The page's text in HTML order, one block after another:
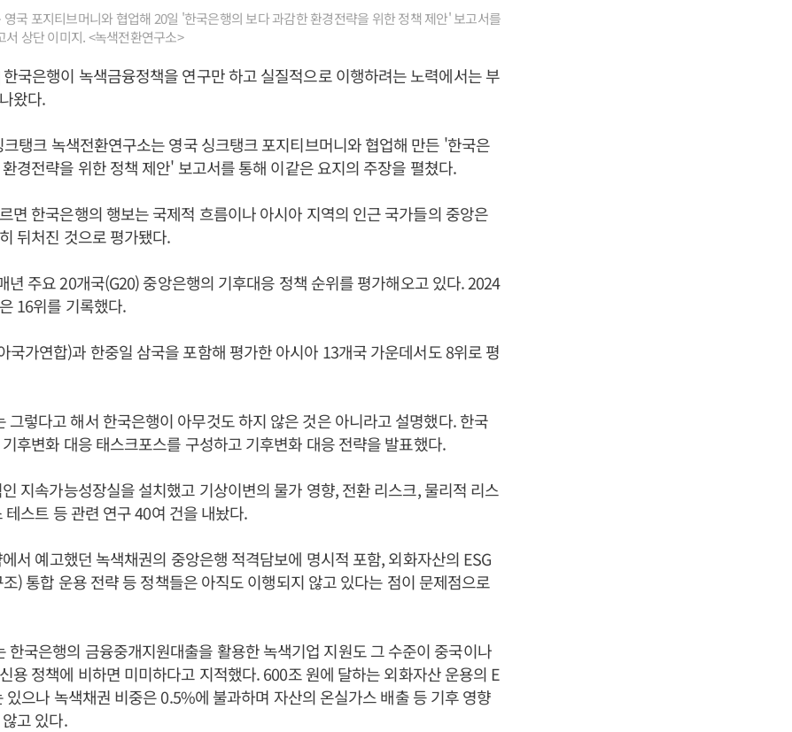
국 포지티브머니와 협업해 20일 '한국은행의 보다 과감한 환경전략을 위한 정책 제안' 보고서를
서 상단 이미지. <녹색전환연구소>
국은행이 녹색금융정책을 연구만 하고 실질적으로 이행하려는 노력에서는 부
왔다.
탱크 녹색전환연구소는 영국 싱크탱크 포지티브머니와 협업해 만든 '한국은
경전략을 위한 정책 제안' 보고서를 통해 이같은 요지의 주장을 펼쳤다.
면 한국은행의 행보는 국제적 흐름이나 아시아 지역의 인근 국가들의 중앙은
뒤처진 것으로 평가됐다.
년 주요 20개국(G20) 중앙은행의 기후대응 정책 순위를 평가해오고 있다. 2024
16위를 기록했다.
국가연합)과 한중일 삼국을 포함해 평가한 아시아 13개국 가운데서도 8위로 평
그렇다고 해서 한국은행이 아무것도 하지 않은 것은 아니라고 설명했다. 한국
후변화 대응 태스크포스를 구성하고 기후변화 대응 전략을 발표했다.
지속가능성장실을 설치했고 기상이변의 물가 영향, 전환 리스크, 물리적 리스
테스트 등 관련 연구 40여 건을 내놨다.
서 예고했던 녹색채권의 중앙은행 적격담보에 명시적 포함, 외화자산의 ESG
조) 통합 운용 전략 등 정책들은 아직도 이행되지 않고 있다는 점이 문제점으로
한국은행의 금융중개지원대출을 활용한 녹색기업 지원도 그 수준이 중국이나
용 정책에 비하면 미미하다고 지적했다. 600조 원에 달하는 외화자산 운용의 E
있으나 녹색채권 비중은 0.5%에 불과하며 자산의 온실가스 배출 등 기후 영향
고 있다.